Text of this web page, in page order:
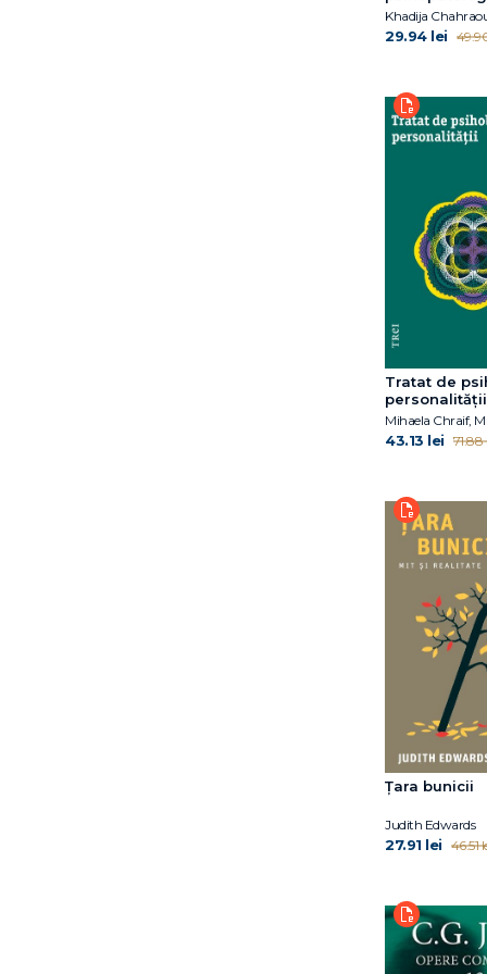
Khadija
29.94 lei
Tratat de
personalității
43.13 lei 71.88
Țara bunicii
Judith Edwards
27.91 lei 46.51